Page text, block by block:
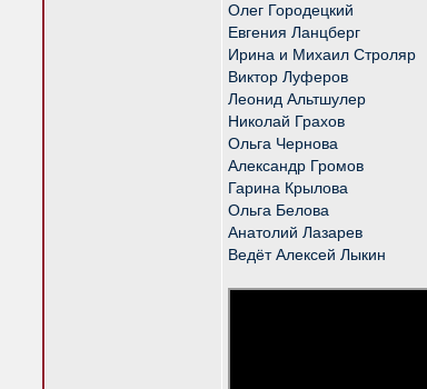
Олег Городецкий
Евгения Ланцберг
Ирина и Михаил Строляр
Виктор Луферов
Леонид Альтшулер
Николай Грахов
Ольга Чернова
Александр Громов
Гарина Крылова
Ольга Белова
Анатолий Лазарев
Ведёт Алексей Лыкин